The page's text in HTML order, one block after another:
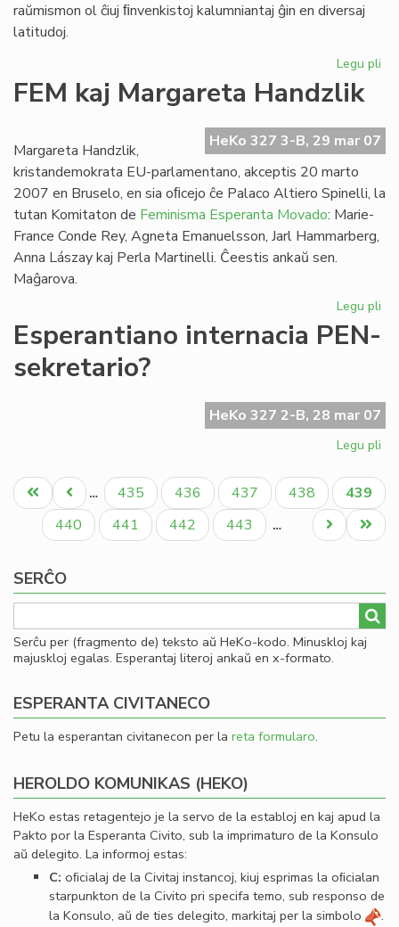
raŭmismon ol ĉiuj ﬁnvenkistoj kalumniantaj ĝin en diversaj
latitudoj.
Legu pli
FEM kaj Margareta Handzlik
HeKo 327 3-B, 29 mar 07
Margareta Handzlik,
kristandemokrata EU-parlamentano, akceptis 20 marto
2007 en Bruselo, en sia oﬁcejo ĉe Palaco Altiero Spinelli, la
tutan Komitaton de Feminisma Esperanta Movado: Marie-
France Conde Rey, Agneta Emanuelsson, Jarl Hammarberg,
Anna Lászay kaj Perla Martinelli. Ĉeestis ankaŭ sen.
Maĝarova.
Legu pli
Esperantiano internacia PEN-
sekretario?
HeKo 327 2-B, 28 mar 07
Legu pli
Pagination
Unua
paĝo
Antaŭa
paĝo
… Paĝo
435 Paĝo
436 Paĝo
437 Paĝo
438
Aktuala
paĝo
439
Paĝo
440 Paĝo
441 Paĝo
442 Paĝo
443 …
Last
page
Next
page
SERĈO
Serĉu per (fragmento de) teksto aŭ HeKo-kodo. Minuskloj kaj
majuskloj egalas. Esperantaj literoj ankaŭ en x-formato.
ESPERANTA CIVITANECO
Petu la esperantan civitanecon per la reta formularo.
HEROLDO KOMUNIKAS (HEKO)
HeKo estas retagentejo je la servo de la establoj en kaj apud la
Pakto por la Esperanta Civito, sub la imprimaturo de la Konsulo
aŭ delegito. La informoj estas:
C: oﬁcialaj de la Civitaj instancoj, kiuj esprimas la oﬁcialan
starpunkton de la Civito pri specifa temo, sub responso de
la Konsulo, aŭ de ties delegito, markitaj per la simbolo
.